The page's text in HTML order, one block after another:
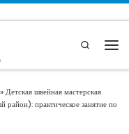
Search
»Детская швейная мастерская
практическое занятие по